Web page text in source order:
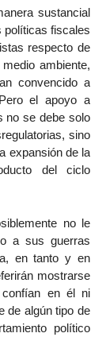
sustancial
políticas fiscales
respecto de
ambiente,
convencido a
el apoyo a
no se debe solo
sino
expansión de la
del ciclo
no le
a sus guerras
en tanto y en
mostrarse
en él ni
de algún tipo de
político